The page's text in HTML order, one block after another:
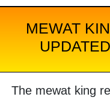
MEWAT
The mewat king